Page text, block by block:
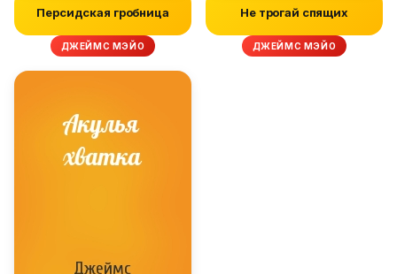
Персидская гробница
ДЖЕЙМС МЭЙО
Не трогай спящих
ДЖЕЙМС МЭЙО